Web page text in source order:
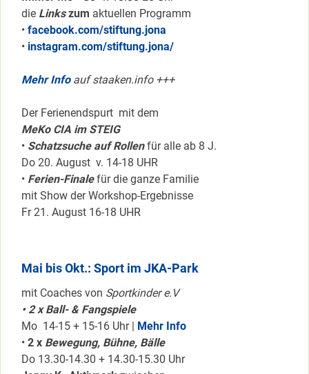
die Linkszum aktuellen Programm
• facebook.com/stiftung.jona
• instagram.com/stiftung.jona/
Mehr Infoauf staaken.info +++
Der Ferienendspurt mit dem
MeKo CIA im STEIG
• Schatzsuche auf Rollenfür alle ab 8 J.
Do 20. August v. 14-18 UHR
• Ferien-Finalefür die ganze Familie
mit Show der Workshop-Ergebnisse
Fr 21. August 16-18 UHR
Mai bis Okt.: Sport im JKA-Park
mit Coaches von Sportkinder e.V
• 2 x Ball- & Fangspiele
Mo 14-15 + 15-16 Uhr | Mehr Info
• 2 x Bewegung, Bühne, Bälle
Do 13.30-14.30 + 14.30-15.30 Uhr